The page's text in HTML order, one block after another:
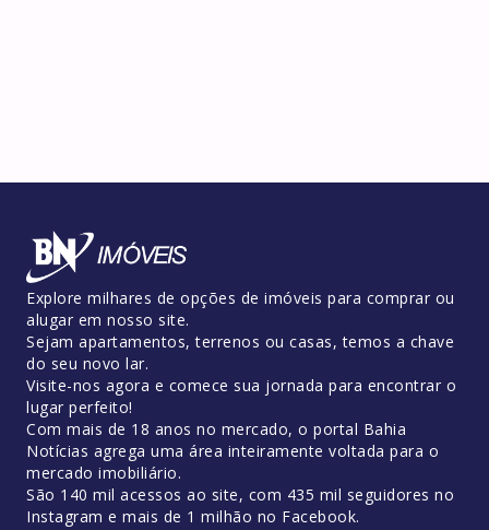
Explore milhares de opções de imóveis para comprar ou
alugar em nosso site.
Sejam apartamentos, terrenos ou casas, temos a chave
do seu novo lar.
Visite-nos agora e comece sua jornada para encontrar o
lugar perfeito!
Com mais de 18 anos no mercado, o portal Bahia
Notícias agrega uma área inteiramente voltada para o
mercado imobiliário.
São 140 mil acessos ao site, com 435 mil seguidores no
Instagram e mais de 1 milhão no Facebook.